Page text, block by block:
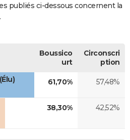
publiés ci-dessous concernent la
Boussico
urt
Circonscri
ption
61,70% 57,48%
38,30% 42,52%